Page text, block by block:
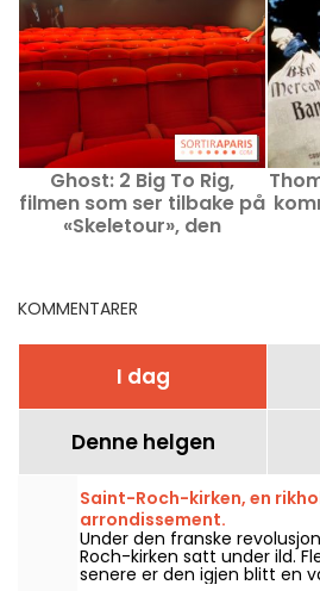
Ghost: 2 Big To Rig,
filmen som ser tilbake på
«Skeletour», den
KOMMENTARER
I dag
Denne helgen
Saint-Roch-kirken, en
arrondissement.
Under den franske
Roch-kirken satt under ild.
senere er den igjen blitt en